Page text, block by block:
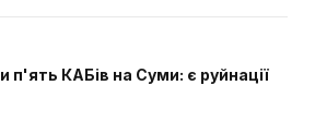
п'ять КАБів на Суми: є руйнації